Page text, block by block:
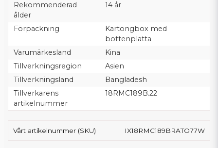
Rekommenderad
ålder
14 år
Förpackning
Kartongbox med
bottenplatta
Varumärkesland
Kina
Tillverkningsregion
Asien
Tillverkningsland
Bangladesh
Tillverkarens
artikelnummer
18RMC189B.22
Vårt artikelnummer (SKU) IX18RMC189BRATO77W